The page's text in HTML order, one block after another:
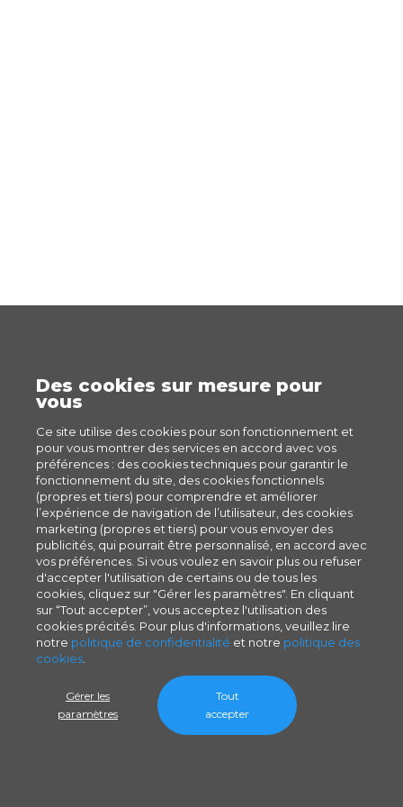
Des cookies sur mesure pour
vous
Ce site utilise des cookies pour son fonctionnement et
pour vous montrer des services en accord avec vos
préférences : des cookies techniques pour garantir le
fonctionnement du site, des cookies fonctionnels
(propres et tiers) pour comprendre et améliorer
l’expérience de navigation de l’utilisateur, des cookies
marketing (propres et tiers) pour vous envoyer des
publicités, qui pourrait être personnalisé, en accord avec
vos préférences. Si vous voulez en savoir plus ou refuser
d'accepter l'utilisation de certains ou de tous les
cookies, cliquez sur "Gérer les paramètres". En cliquant
sur “Tout accepter”, vous acceptez l'utilisation des
cookies précités. Pour plus d'informations, veuillez lire
notre politique de confidentialité et notre politique des
cookies
Gérer les
paramètres
Tout
accepter